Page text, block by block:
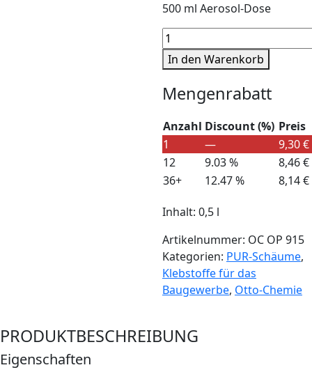
500 ml Aerosol-Dose
OTTOPUR
OP
915
Menge
In den Warenkorb
Mengenrabatt
Anzahl Discount (%) Preis
1
— 9,30€
12
9.03 % 8,46€
36+
12.47 % 8,14€
Inhalt: 0,5 l
Artikelnummer: OC OP 915
Kategorien: PUR-Schäume,
Klebstoffe für das
Baugewerbe, Otto-Chemie
PRODUKTBESCHREIBUNG
Eigenschaften